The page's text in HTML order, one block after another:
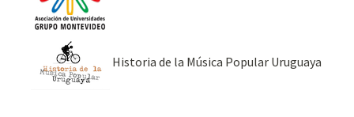
Historia de la Música Popular Uruguaya